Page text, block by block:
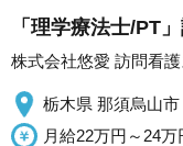
「理学療法士/PT
株式会社悠愛 訪問看
栃木県 那須烏山市
月給22万円～24万